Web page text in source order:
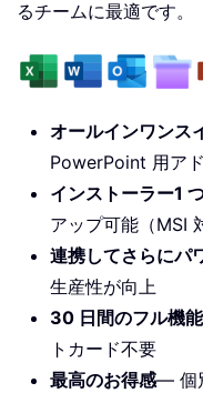
るチームに最適です。
オールインワンス
PowerPoint 用ア
インストーラー1
アップ可能（MSI
連携してさらにパ
生産性が向上
30 日間のフル機
トカード不要
最高のお得感— 個